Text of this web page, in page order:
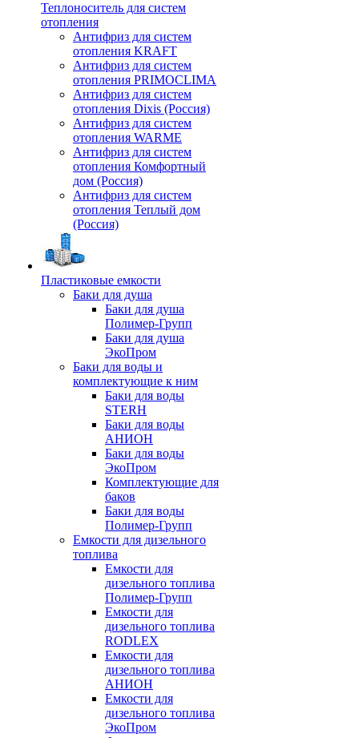
Теплоноситель для систем
отопления
Антифриз для систем
отопления KRAFT
Антифриз для систем
отопления PRIMOCLIMA
Антифриз для систем
отопления Dixis (Россия)
Антифриз для систем
отопления WARME
Антифриз для систем
отопления Комфортный
дом (Россия)
Антифриз для систем
отопления Теплый дом
(Россия)
Пластиковые емкости
Баки для душа
Баки для душа
Полимер-Групп
Баки для душа
ЭкоПром
Баки для воды и
комплектующие к ним
Баки для воды
STERH
Баки для воды
АНИОН
Баки для воды
ЭкоПром
Комплектующие для
баков
Баки для воды
Полимер-Групп
Емкости для дизельного
топлива
Емкости для
дизельного топлива
Полимер-Групп
Емкости для
дизельного топлива
RODLEX
Емкости для
дизельного топлива
АНИОН
Емкости для
дизельного топлива
ЭкоПром